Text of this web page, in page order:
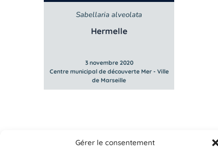
Gérer le consentement
Sabellaria alveolata
Hermelle
3 novembre 2020
Centre municipal de découverte Mer - Ville
de Marseille